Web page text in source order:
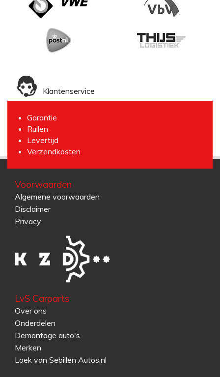
Klantenservice
Garantie
Ruilen
Levertijd
Verzendkosten
Voorwaarden
Algemene voorwaarden
Disclaimer
Privacy
LvS Carparts
Over ons
Onderdelen
Demontage auto's
Merken
Loek van Sebillen Autos.nl